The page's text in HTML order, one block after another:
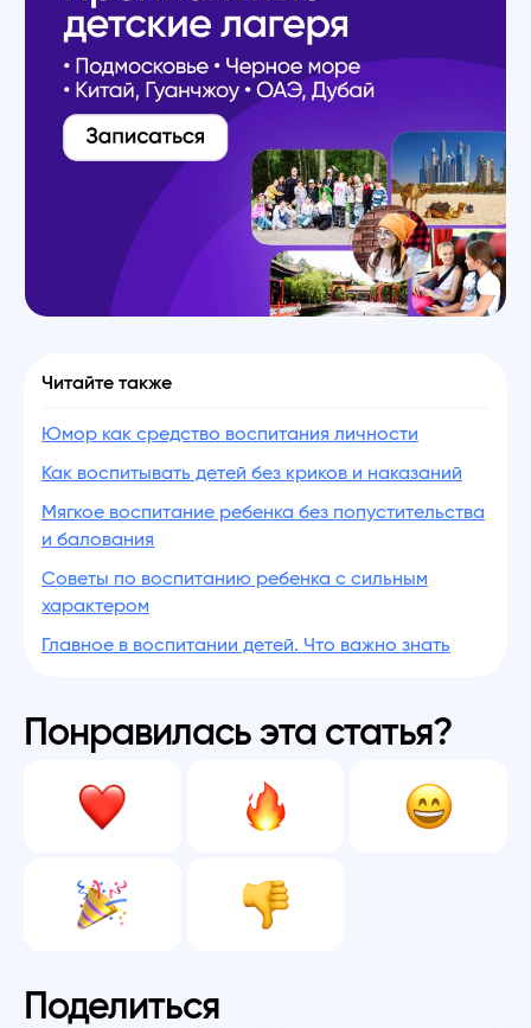
Читайте также
Юмор как средство воспитания личности
Как воспитывать детей без криков и наказаний
Мягкое воспитание ребенка без попустительства
и балования
Советы по воспитанию ребенка с сильным
характером
Главное в воспитании детей. Что важно знать
Понравилась эта статья?
Поделиться